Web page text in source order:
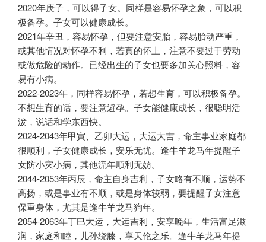
2020年庚子，可以得子女。同样是容易怀孕之象，可以积
极备孕。子女可以健康成长。
2021年辛丑，容易怀孕，但要注意安胎，容易胎动严重，
或其他情况对怀孕不利，若真的怀上，注意不要过于劳动
或做危险的动作。已经出生的子女也要多加关心照料，容
易有小病。
2022-2023年，同样容易怀孕，若想生育，可以积极备孕。
不想生育的话，要注意避孕。子女能健康成长，很聪明活
泼，说话和学东西快。
2024-2043年甲寅、乙卯大运，大运大吉，命主事业家庭都
很顺利，子女健康成长，安乐无忧。逢牛羊龙马年提醒子
女防小灾小病，其他流年顺利无妨。
2044-2053年丙辰，命主自身吉利，子女略有不顺，运势不
高扬，或是事业有不顺，或是身体较弱，要提醒子女注意
保重身体，尤其是逢牛羊龙马狗年。
2054-2063年丁巳大运，大运吉利，安享晚年，生活富足滋
润，家庭和睦，儿孙绕膝，享天伦之乐。逢牛羊龙马年提